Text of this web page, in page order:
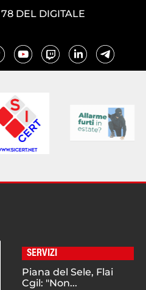
DEL DIGITALE
SERVIZI
Piana del Sele, Flai
Cgil: "Non...